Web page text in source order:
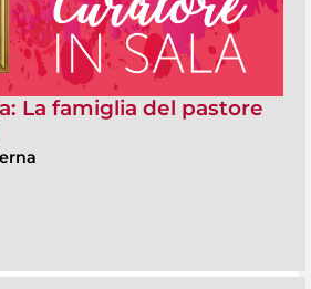
La famiglia del pastore